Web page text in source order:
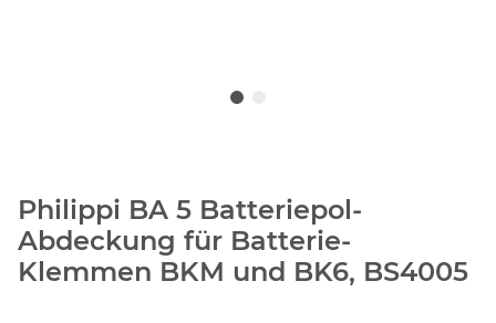
Philippi BA 5 Batteriepol-
Abdeckung für Batterie-
Klemmen BKM und BK6, BS4005